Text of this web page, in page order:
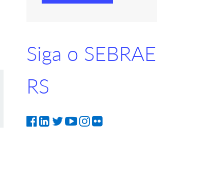
Siga o SEBRAE
RS